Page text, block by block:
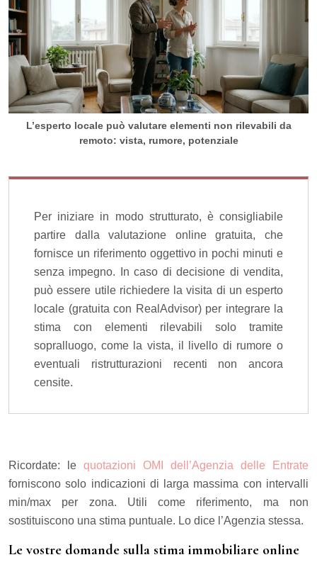
L’esperto locale può valutare elementi non rilevabili da
remoto: vista, rumore, potenziale
Per iniziare in modo strutturato, è consigliabile
partire dalla valutazione online gratuita, che
fornisce un riferimento oggettivo in pochi minuti e
senza impegno. In caso di decisione di vendita,
può essere utile richiedere la visita di un esperto
locale (gratuita con RealAdvisor) per integrare la
stima con elementi rilevabili solo tramite
sopralluogo, come la vista, il livello di rumore o
eventuali ristrutturazioni recenti non ancora
censite.
Ricordate: le quotazioni OMI dell’Agenzia delle Entrate
forniscono solo indicazioni di larga massima con intervalli
min/max per zona. Utili come riferimento, ma non
sostituiscono una stima puntuale. Lo dice l’Agenzia stessa.
Le vostre domande sulla stima immobiliare online